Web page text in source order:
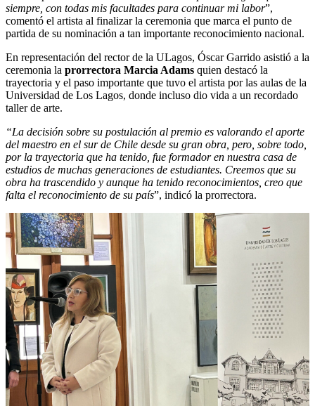
siempre, con todas mis facultades para continuar mi labor”,
comentó el artista al finalizar la ceremonia que marca el punto de
partida de su nominación a tan importante reconocimiento nacional.
En representación del rector de la ULagos, Óscar Garrido asistió a la
ceremonia la prorrectora Marcia Adams quien destacó la
trayectoria y el paso importante que tuvo el artista por las aulas de la
Universidad de Los Lagos, donde incluso dio vida a un recordado
taller de arte.
“La decisión sobre su postulación al premio es valorando el aporte
del maestro en el sur de Chile desde su gran obra, pero, sobre todo,
por la trayectoria que ha tenido, fue formador en nuestra casa de
estudios de muchas generaciones de estudiantes. Creemos que su
obra ha trascendido y aunque ha tenido reconocimientos, creo que
falta el reconocimiento de su país”, indicó la prorrectora.